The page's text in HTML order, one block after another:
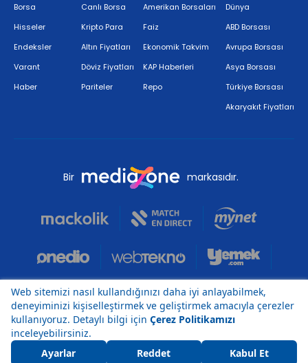
Borsa
Hisseler
Endeksler
Varant
Haber
Canlı Borsa
Kripto Para
Altın Fiyatları
Döviz Fiyatları
Pariteler
Amerikan Borsaları
Faiz
Ekonomik Takvim
KAP Haberleri
Repo
Dünya
ABD Borsası
Avrupa Borsası
Asya Borsası
Türkiye Borsası
Akaryakıt Fiyatları
Bir markasıdır.